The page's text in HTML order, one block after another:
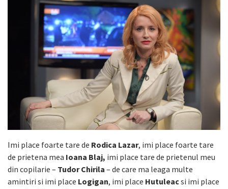
Imi place foarte tare de Rodica Lazar, imi place foarte tare
de prietena mea Ioana Blaj, imi place tare de prietenul meu
din copilarie – Tudor Chirila – de care ma leaga multe
amintiri si imi place Logigan, imi place Hutuleacsi imi place